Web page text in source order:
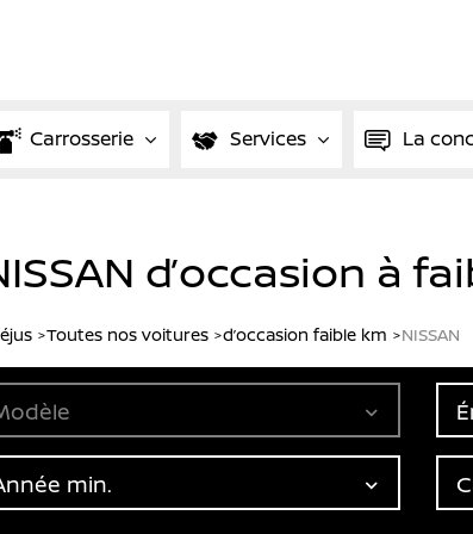
Carrosserie Services La
d’occasion à
Toutes nos voitures d’occasion faible km NISSAN
min.